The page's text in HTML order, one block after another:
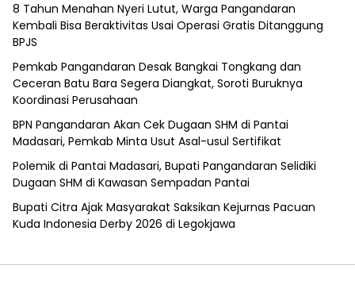
8 Tahun Menahan Nyeri Lutut, Warga Pangandaran
Kembali Bisa Beraktivitas Usai Operasi Gratis Ditanggung
BPJS
Pemkab Pangandaran Desak Bangkai Tongkang dan
Ceceran Batu Bara Segera Diangkat, Soroti Buruknya
Koordinasi Perusahaan
BPN Pangandaran Akan Cek Dugaan SHM di Pantai
Madasari, Pemkab Minta Usut Asal-usul Sertifikat
Polemik di Pantai Madasari, Bupati Pangandaran Selidiki
Dugaan SHM di Kawasan Sempadan Pantai
Bupati Citra Ajak Masyarakat Saksikan Kejurnas Pacuan
Kuda Indonesia Derby 2026 di Legokjawa